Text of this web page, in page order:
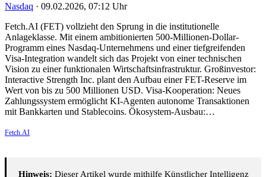
Nasdaq · 09.02.2026, 07:12 Uhr
Fetch.AI (FET) vollzieht den Sprung in die institutionelle
Anlageklasse. Mit einem ambitionierten 500-Millionen-Dollar-
Programm eines Nasdaq-Unternehmens und einer tiefgreifenden
Visa-Integration wandelt sich das Projekt von einer technischen
Vision zu einer funktionalen Wirtschaftsinfrastruktur. Großinvestor:
Interactive Strength Inc. plant den Aufbau einer FET-Reserve im
Wert von bis zu 500 Millionen USD. Visa-Kooperation: Neues
Zahlungssystem ermöglicht KI-Agenten autonome Transaktionen
mit Bankkarten und Stablecoins. Ökosystem-Ausbau:…
Fetch.AI
Hinweis: Dieser Artikel wurde mithilfe Künstlicher Intelligenz